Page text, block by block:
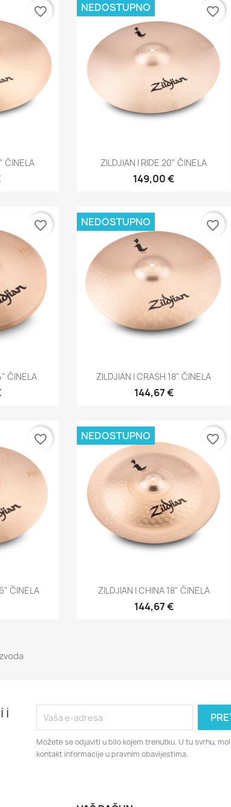
ČINELA
favorite_border
Brzi pregled
ZILDJIAN I RIDE 20" ČINELA
149,00 €
NEDOSTUPNO favorite_border
ČINELA
favorite_border
 Brzi pregled
ZILDJIAN I CRASH 18" ČINELA
144,67 €
NEDOSTUPNO favorite_border
ČINELA
favorite_border
Brzi pregled
ZILDJIAN I CHINA 18" ČINELA
144,67 €
NEDOSTUPNO favorite_border
i
Možete se odjaviti u bilo kojem trenutku. U tu svrhu,
kontakt informacije u pravnim obavijestima.